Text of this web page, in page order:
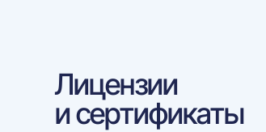
Лицензии
и сертификаты